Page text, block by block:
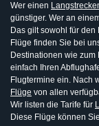
Wer einen
günstiger. Wer an
Das gilt sowohl für
Flüge finden Sie bei
Destinationen wie zum
einfach Ihren
Flugtermine ein. Nach
Flüge von allen
Wir listen die Tarife für
Diese Flüge können